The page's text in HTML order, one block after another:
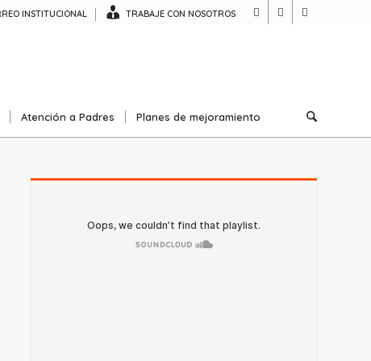
INSTITUCIONAL TRABAJE CON NOSOTROS
Atención a Padres Planes de mejoramiento